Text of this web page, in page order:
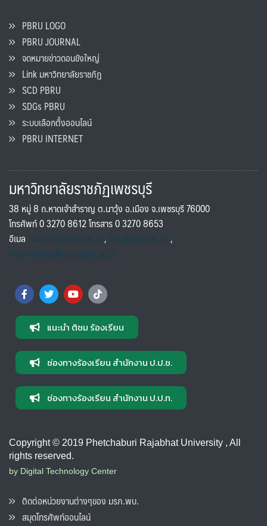
PBRU LOGO
PBRU JOURNAL
จดหมายข่าวดอนขังใหญ่
Link มหาวิทยาลัยราชภัฏ
SCD PBRU
SDGs PBRU
ระบบเลือกตั้งออนไลน์
PBRU INTERNET
มหาวิทยาลัยราชภัฏเพชรบุรี
38 หมู่ 8 ถ.หาดเจ้าสำราญ ต.นาวุ้ง อ.เมือง จ.เพชรบุรี 76000
โทรศัพท์ 0 3270 8612 โทรสาร 0 3270 8653
อีเมล saraban@pbru.ac.th, info@pbru.ac.th,
international@mail.pbru.ac.th
แนะนำ ติชม ร้องเรียน
ช่องทางร้องเรียน สำนักงาน ป.ป.ช.
ช่องทางร้องเรียน สำนักงาน ป.ป.ท.
Copyright © 2019 Phetchaburi Rajabhat University , All
rights reserved.
by Digital Technology Center
ติดต่อหน่วยงานต่างๆของ มรภ.พบ.
สมุดโทรศัพท์ออนไลน์